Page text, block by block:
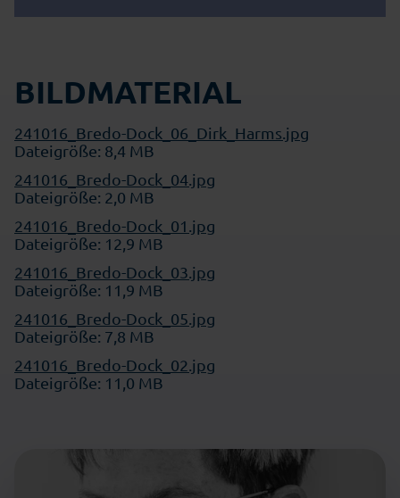
BILDMATERIAL
241016_Bredo-Dock_06_Dirk_Harms.jpg
Dateigröße: 8,4 MB
241016_Bredo-Dock_04.jpg
Dateigröße: 2,0 MB
241016_Bredo-Dock_01.jpg
Dateigröße: 12,9 MB
241016_Bredo-Dock_03.jpg
Dateigröße: 11,9 MB
241016_Bredo-Dock_05.jpg
Dateigröße: 7,8 MB
241016_Bredo-Dock_02.jpg
Dateigröße: 11,0 MB